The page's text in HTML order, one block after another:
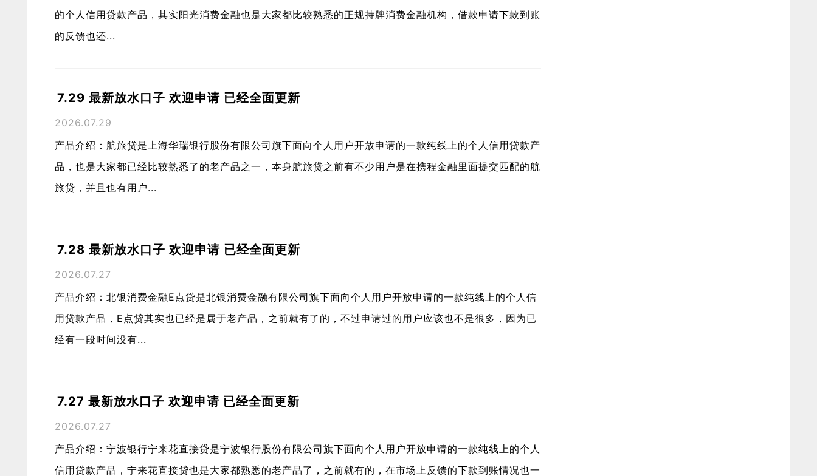
的个人信用贷款产品，其实阳光消费金融也是大家都比较熟悉的正规持牌消费金融机构，借款申请下款到账
的反馈也还...
7.29 最新放水口子 欢迎申请 已经全面更新
2026.07.29
产品介绍：航旅贷是上海华瑞银行股份有限公司旗下面向个人用户开放申请的一款纯线上的个人信用贷款产
品，也是大家都已经比较熟悉了的老产品之一，本身航旅贷之前有不少用户是在携程金融里面提交匹配的航
旅贷，并且也有用户...
7.28 最新放水口子 欢迎申请 已经全面更新
2026.07.27
产品介绍：北银消费金融E点贷是北银消费金融有限公司旗下面向个人用户开放申请的一款纯线上的个人信
用贷款产品，E点贷其实也已经是属于老产品，之前就有了的，不过申请过的用户应该也不是很多，因为已
经有一段时间没有...
7.27 最新放水口子 欢迎申请 已经全面更新
2026.07.27
产品介绍：宁波银行宁来花直接贷是宁波银行股份有限公司旗下面向个人用户开放申请的一款纯线上的个人
信用贷款产品，宁来花直接贷也是大家都熟悉的老产品了，之前就有的，在市场上反馈的下款到账情况也一